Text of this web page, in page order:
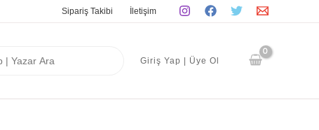
Sipariş Takibi İletişim
Giriş Yap | Üye Ol